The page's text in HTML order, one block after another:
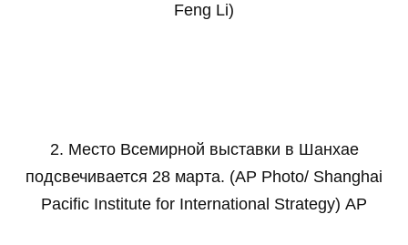
Feng Li)
2. Место Всемирной выставки в Шанхае
подсвечивается 28 марта. (AP Photo/ Shanghai
Pacific Institute for International Strategy) AP